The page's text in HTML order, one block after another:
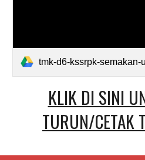
tmk-d6-kssrpk-semakan-unit-3-contoh-
KLIK DI SINI
TURUN/CETAK